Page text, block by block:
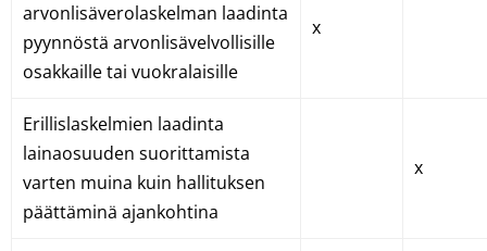
arvonlisäverolaskelman laadinta
pyynnöstä arvonlisävelvollisille
osakkaille tai vuokralaisille
x
Erillislaskelmien laadinta
lainaosuuden suorittamista
varten muina kuin hallituksen
päättäminä ajankohtina
x